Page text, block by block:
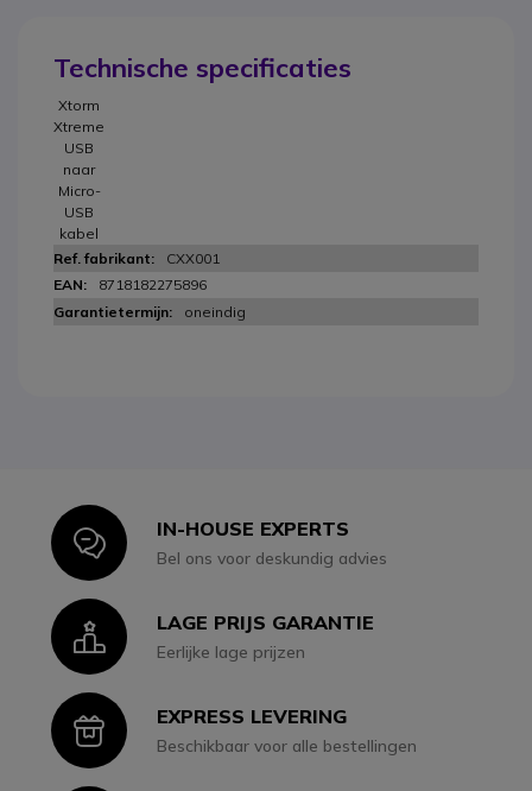
Technische specificaties
Xtorm
Xtreme
USB
naar
Micro-
USB
kabel
CXX001
8718182275896
oneindig
IconIN-HOUSE EXPERTS
Bel ons voor deskundig advies
IconLAGE PRIJS GARANTIE
Eerlijke lage prijzen
IconEXPRESS LEVERING
Beschikbaar voor alle bestellingen